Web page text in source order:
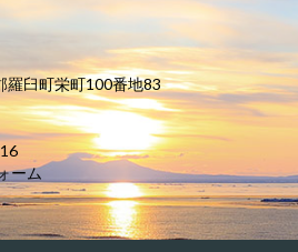
臼町栄町100番地83
ーム